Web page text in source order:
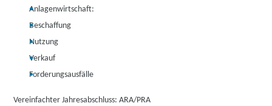
Anlagenwirtschaft:
Beschaffung
Nutzung
Verkauf
Forderungsausfälle
Vereinfachter Jahresabschluss: ARA/PRA